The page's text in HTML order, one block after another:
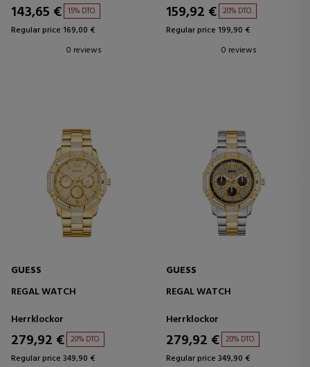
143,65 € 15% DTO.
Regular price 169,00 €
0 reviews
159,92 € 20% DTO.
Regular price 199,90 €
0 reviews
GUESS
REGAL WATCH
Herrklockor
279,92 € 20% DTO.
Regular price 349,90 €
GUESS
REGAL WATCH
Herrklockor
279,92 € 20% DTO.
Regular price 349,90 €